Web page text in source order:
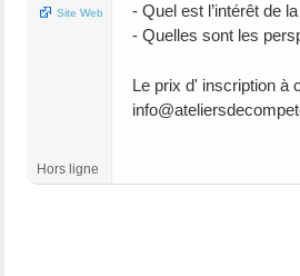
Site Web
- Quel est l’intérêt de
- Quelles sont les
Le prix d' inscription à
Hors ligne